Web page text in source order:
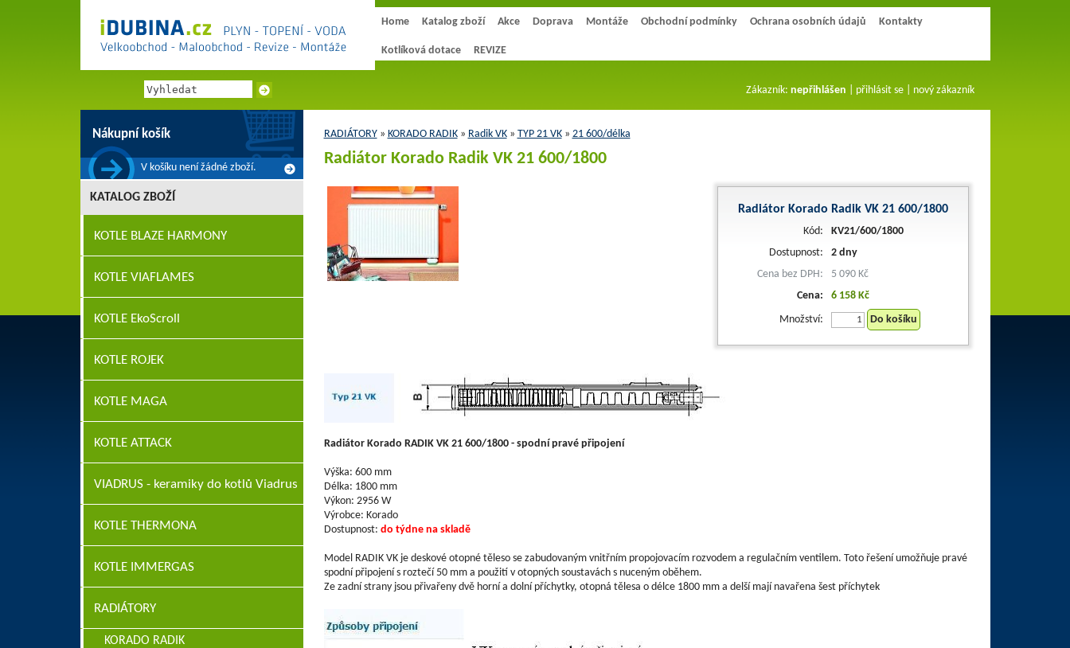
Home Katalog zboží Akce Doprava Montáže Obchodní podmínky Ochrana osobních údajů Kontakty
Kotlíková dotace REVIZE
Zákazník: nepřihlášen přihlásit se| nový zákazník
RADIÁTORY» KORADO RADIK» Radik VK» TYP 21 VK» 21 600/délka
Radiátor Korado Radik VK 21 600/1800
Radiátor Korado Radik VK 21 600/1800
Kód:
KV21/600/1800
Dostupnost:
2 dny
Cena bez DPH:
5 090 Kč
Cena:
6 158 Kč
Množství:
Do košíku
Radiátor Korado RADIK VK 21 600/1800 - spodní pravé připojení
Výška: 600 mm
Délka: 1800 mm
Výkon: 2956 W
Výrobce: Korado
Dostupnost: do týdne na skladě
Model RADIK VK je deskové otopné těleso se zabudovaným vnitřním propojovacím rozvodem a regulačním ventilem. Toto řešení umožňuje pravé
spodní připojení s roztečí 50 mm a použití v otopných soustavách s nuceným oběhem.
Ze zadní strany jsou přivařeny dvě horní a dolní příchytky, otopná tělesa o délce 1800 mm a delší mají navařena šest příchytek
Nákupní košík
V košíku není žádné zboží.
KATALOG ZBOŽÍ
KOTLE BLAZE HARMONY
KOTLE VIAFLAMES
KOTLE EkoScroll
KOTLE ROJEK
KOTLE MAGA
KOTLE ATTACK
VIADRUS - keramiky do kotlů Viadrus
KOTLE THERMONA
KOTLE IMMERGAS
RADIÁTORY
KORADO RADIK